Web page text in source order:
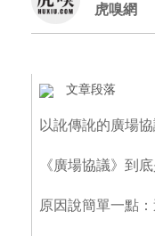
虎嗅網
文章段落
以訛傳訛的廣場
《廣場協議》到
原因說簡單一點